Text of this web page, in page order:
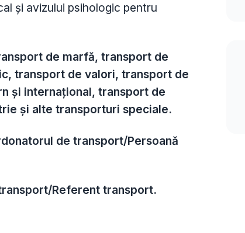
și avizului psihologic pentru
de marfă, transport de
transport de valori, transport de
și internațional, transport de
și alte transporturi speciale.
de transport/Persoană
Referent transport.